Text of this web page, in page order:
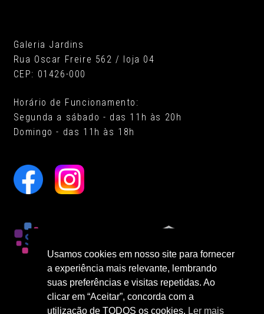
Galeria Jardins
Rua Oscar Freire 562 / loja 04
CEP: 01426-000
Horário de Funcionamento:
Segunda a sábado - das 11h às 20h
Domingo - das 11h às 18h
Usamos cookies em nosso site para fornecer
a experiência mais relevante, lembrando
suas preferências e visitas repetidas. Ao
clicar em “Aceitar”, concorda com a
utilização de TODOS os cookies. Ler mais